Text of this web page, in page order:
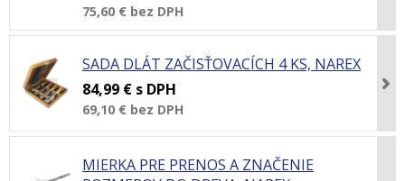
75,60 € bez DPH
SADA DLÁT ZAČISŤOVACÍCH 4 KS, NAREX
84,99 € s DPH
69,10 € bez DPH
MIERKA PRE PRENOS A ZNAČENIE